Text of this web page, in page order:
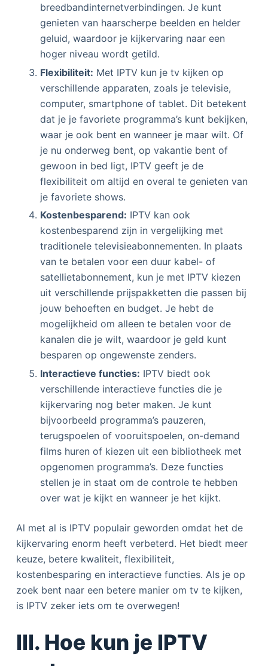
breedbandinternetverbindingen. Je kunt
genieten van haarscherpe beelden en helder
geluid, waardoor je kijkervaring naar een
hoger niveau wordt getild.
Flexibiliteit: Met IPTV kun je tv kijken op
verschillende apparaten, zoals je televisie,
computer, smartphone of tablet. Dit betekent
dat je je favoriete programma’s kunt bekijken,
waar je ook bent en wanneer je maar wilt. Of
je nu onderweg bent, op vakantie bent of
gewoon in bed ligt, IPTV geeft je de
flexibiliteit om altijd en overal te genieten van
je favoriete shows.
Kostenbesparend: IPTV kan ook
kostenbesparend zijn in vergelijking met
traditionele televisieabonnementen. In plaats
van te betalen voor een duur kabel- of
satellietabonnement, kun je met IPTV kiezen
uit verschillende prijspakketten die passen bij
jouw behoeften en budget. Je hebt de
mogelijkheid om alleen te betalen voor de
kanalen die je wilt, waardoor je geld kunt
besparen op ongewenste zenders.
Interactieve functies: IPTV biedt ook
verschillende interactieve functies die je
kijkervaring nog beter maken. Je kunt
bijvoorbeeld programma’s pauzeren,
terugspoelen of vooruitspoelen, on-demand
films huren of kiezen uit een bibliotheek met
opgenomen programma’s. Deze functies
stellen je in staat om de controle te hebben
over wat je kijkt en wanneer je het kijkt.
Al met al is IPTV populair geworden omdat het de
kijkervaring enorm heeft verbeterd. Het biedt meer
keuze, betere kwaliteit, flexibiliteit,
kostenbesparing en interactieve functies. Als je op
zoek bent naar een betere manier om tv te kijken,
is IPTV zeker iets om te overwegen!
III. Hoe kun je IPTV